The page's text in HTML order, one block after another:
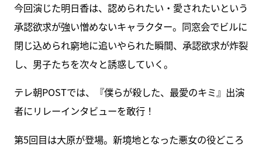
今回演じた明日香は、認められたい・愛されたいという
承認欲求が強い憎めないキャラクター。同窓会でビルに
閉じ込められ窮地に追いやられた瞬間、承認欲求が炸裂
し、男子たちを次々と誘惑していく。
テレ朝POSTでは、『僕らが殺した、最愛のキミ』出演
者にリレーインタビューを敢行！
第5回目は大原が登場。新境地となった悪女の役どころ